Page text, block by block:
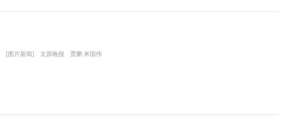
[图片新闻] 太原晚报 贾鹏 米国伟